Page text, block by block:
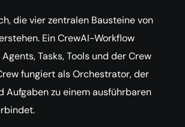
die vier zentralen Bausteine von
Ein CrewAI-Workflow
Tasks, Tools und der Crew
fungiert als Orchestrator, der
Aufgaben zu einem ausführbaren